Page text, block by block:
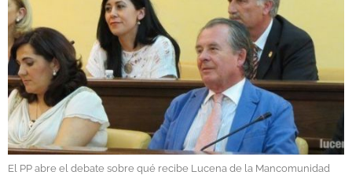
NECROLÓGICAS
GALERÍAS
El PP abre el debate sobre qué recibe Lucena de la Mancomunidad